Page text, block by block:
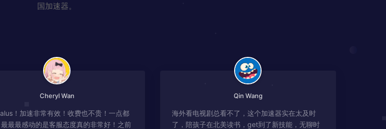
国加速器。
Cheryl Wan
！加速非常有效！收费也不贵！一点都
最最感动的是客服态度真的非常好！之前
Qin Wang
海外看电视剧总看不了，这个加速器实在太及时
了，陪孩子在北美读书，get到了新技能，无聊时